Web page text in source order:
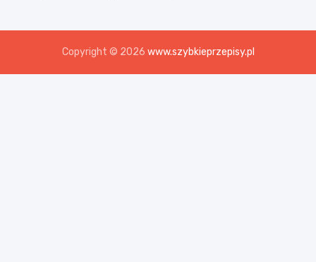
Copyright © 2026 www.szybkieprzepisy.pl